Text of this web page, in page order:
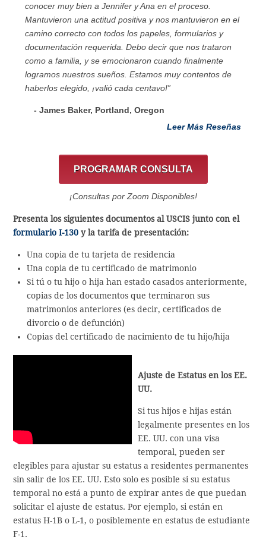
conocer muy bien a Jennifer y Ana en el proceso.
Mantuvieron una actitud positiva y nos mantuvieron en el
camino correcto con todos los papeles, formularios y
documentación requerida. Debo decir que nos trataron
como a familia, y se emocionaron cuando finalmente
logramos nuestros sueños. Estamos muy contentos de
haberlos elegido, ¡valió cada centavo!”
- James Baker, Portland, Oregon
Leer Más Reseñas
PROGRAMAR CONSULTA
¡Consultas por Zoom Disponibles!
Presenta los siguientes documentos al USCIS junto con el
formulario I-130y la tarifa de presentación:
Una copia de tu tarjeta de residencia
Una copia de tu certificado de matrimonio
Si tú o tu hijo o hija han estado casados anteriormente,
copias de los documentos que terminaron sus
matrimonios anteriores (es decir, certificados de
divorcio o de defunción)
Copias del certificado de nacimiento de tu hijo/hija
Ajuste de Estatus en los EE.
UU.
Si tus hijos e hijas están
legalmente presentes en los
EE. UU. con una visa
temporal, pueden ser
elegibles para ajustar su estatus a residentes permanentes
sin salir de los EE. UU. Esto solo es posible si su estatus
temporal no está a punto de expirar antes de que puedan
solicitar el ajuste de estatus. Por ejemplo, si están en
estatus H-1B o L-1, o posiblemente en estatus de estudiante
F-1.